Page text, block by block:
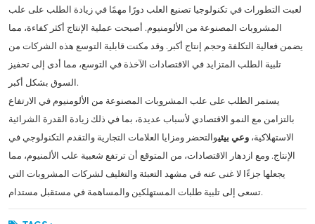
لعبت التطورات في تكنولوجيا تصنيع العلب دورًا مهمًا في زيادة الطلب على علب
المشروبات المصنوعة من الألومنيوم. أصبحت عملية الإنتاج أكثر كفاءة، مما
يضمن فعالية التكلفة وحجم إنتاج أكبر. وقد مكنت قابلية التوسع هذه الشركات من
تلبية الطلب المتزايد في الاقتصادات الآخذة في التوسع، مما أدى إلى تحفيز
السوق بشكل أكبر.
يستمر الطلب على علب المشروبات المصنوعة من الألومنيوم في الارتفاع
بالتزامن مع النمو الاقتصادي لأسباب عديدة، بما في ذلك زيادة القدرة الشرائية
الاستهلاكية، وعي بيئيوالتحضر ومزايا العلامات التجارية والتقدم التكنولوجي في
الإنتاج. ومع ازدهار الاقتصادات، من المتوقع أن ترتفع شعبية علب الألمنيوم، مما
يجعلها جزءًا لا غنى عنه في مشهد التعبئة والتغليف لشركات المشروبات التي
تسعى إلى تلبية طلبات المستهلكين والمساهمة في مستقبل مستدام.